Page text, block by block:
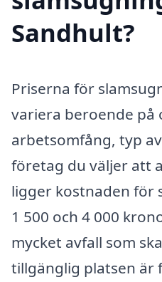
Sandhult?
Priserna för
variera beroende på
arbetsomfång, typ
företag du väljer att
ligger kostnaden för
1 500 och 4 000
mycket avfall som
tillgänglig platsen är